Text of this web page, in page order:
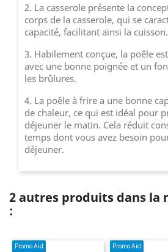
2. La casserole présente la
corps de la casserole, qui se
capacité, facilitant ainsi la cuisson.
3. Habilement conçue, la poêle
avec une bonne poignée et un
les brûlures.
4. La poêle à frire a une bonne
de chaleur, ce qui est idéal pour
déjeuner le matin. Cela réduit
temps dont vous avez besoin
déjeuner.
2 autres produits dans la
:
Promo Aid Promo Aid